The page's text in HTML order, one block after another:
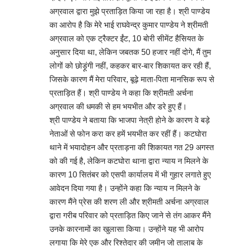
अग्रवाल द्वारा मुझे प्रताड़ित किया जा रहा है। श्री पाण्डेय
का आरोप है कि मेरे भाई राघवेन्द्र कुमार पाण्डेय ने श्रीमती
अग्रवाल को एक ट्रैक्टर ईंट, 10 बोरी सीमेंट हैसियत के
अनुसार दिया था, लेकिन जबतक 50 हजार नहीं दोगे, मैं तुम
लोगों को छोड़ूंगी नहीं, कहकर बार-बार शिकायत कर रही हैं,
जिसके कारण मैं मेरा परिवार, बूढ़े माता-पिता मानसिक रूप से
प्रताड़ित हैं। श्री पाण्डेय ने कहा कि श्रीमती अर्चना
अग्रवाल की धमकी से हम भयभीत और डरे हुए हैं।
श्री पाण्डेय ने बताया कि भाजपा नेत्री होने के कारण वे बड़े
नेताओं से फोन करा कर हमें भयभीत कर रहीं हैं। कटघोरा
थाने में भयादोहन और प्रताड़ना की शिकायत गत 29 अगस्त
को की गई है, लेकिन कटघोरा थाना द्वारा न्याय न मिलने के
कारण 10 सितंबर को एसपी कार्यालय में भी गुहार लगाते हुए
आवेदन दिया गया है। उन्होंने कहा कि न्याय न मिलने के
कारण मैंने प्रेस की शरण ली और श्रीमती अर्चना अग्रवाल
द्वारा गरीब परिवार को प्रताड़ित किए जाने से तंग आकर मैंने
उनके कारनामों का खुलासा किया। उन्होंने यह भी आरोप
लगाया कि मेरे एक और रिश्तेदार की जमीन जो तालाब के